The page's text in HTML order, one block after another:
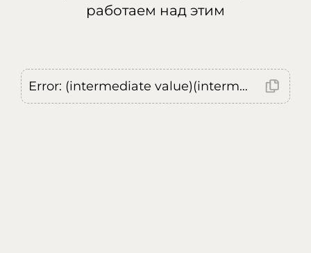
работаем над этим
Error: (intermediate value)(intermediate value)(intermediate value).replaceAll is not a function